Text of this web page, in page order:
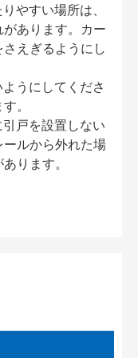
やすい場所は、
あります。カー
えぎるようにし
うにしてくださ
。
戸を設置しない
ルから外れた場
ります。